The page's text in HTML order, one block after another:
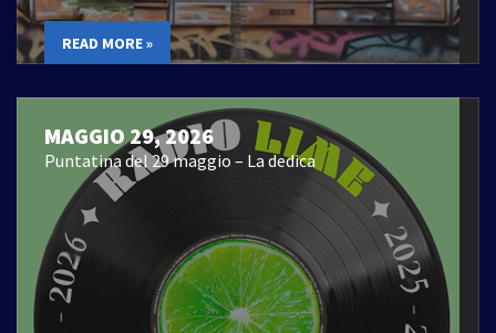
READ MORE »
MAGGIO 29, 2026
Puntatina del 29 maggio – La dedica